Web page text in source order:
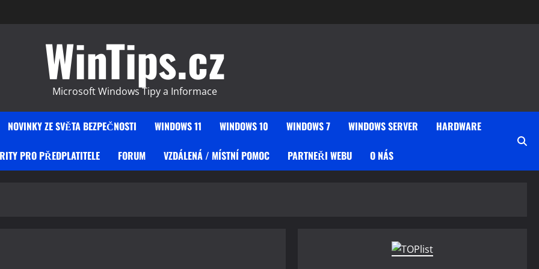
WinTips.cz
Microsoft Windows Tipy a Informace
NOVINKY ZE SVĚTA BEZPEČNOSTI WINDOWS 11 WINDOWS 10 WINDOWS 7 WINDOWS SERVER HARDWARE
PRO PŘEDPLATITELE FORUM VZDÁLENÁ / MÍSTNÍ POMOC PARTNEŘI WEBU O NÁS